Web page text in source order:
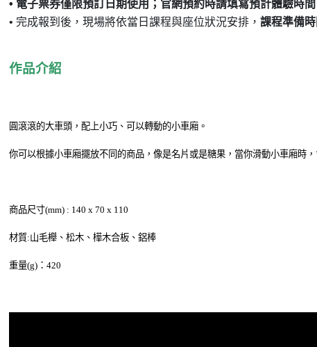
• 電子票券僅限預訂日期使用；官網預約時請填寫預計體驗時間
• 完成報到後，現場將依當日課程與座位狀況安排， 課程準備
作品介紹
圓滾滾的大車頭，配上小巧、可以轉動的小車廂。
你可以根據小車廂擺放不同的商品，像是名片或是糖果，當你滑動小車廂時
商品尺寸(mm) : 140 x 70 x 110
材質:山毛櫸、松木、樺木合板、鋁棒
重量(g)：420